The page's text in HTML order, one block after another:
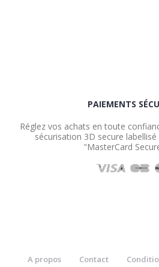
PAIEMENTS
Réglez vos achats en toute
sécurisation 3D secure
"MasterCard
A propos Contact